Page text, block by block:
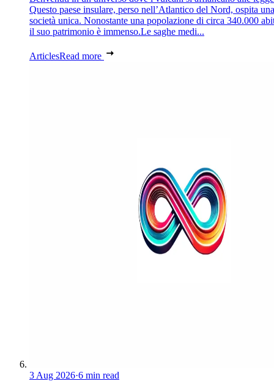
Questo paese insulare, perso nell’Atlantico del Nord, ospita una
società unica. Nonostante una popolazione di circa 340.000
il suo patrimonio è immenso.Le saghe medi...
ArticlesRead more
3 Aug 2026·6 min read